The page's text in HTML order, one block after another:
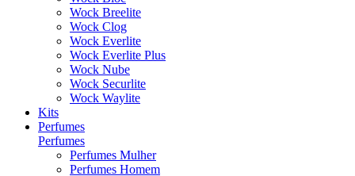
Wock Breelite
Wock Clog
Wock Everlite
Wock Everlite Plus
Wock Nube
Wock Securlite
Wock Waylite
Kits
Perfumes
Perfumes
Perfumes Mulher
Perfumes Homem